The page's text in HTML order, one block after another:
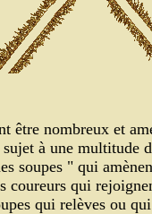
être nombreux et
à une multitude
soupes " qui
coureurs qui
qui relèves ou